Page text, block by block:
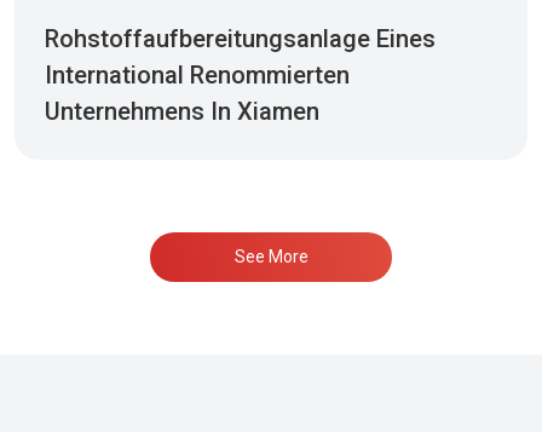
Rohstoffaufbereitungsanlage Eines
International Renommierten
Unternehmens In Xiamen
See More